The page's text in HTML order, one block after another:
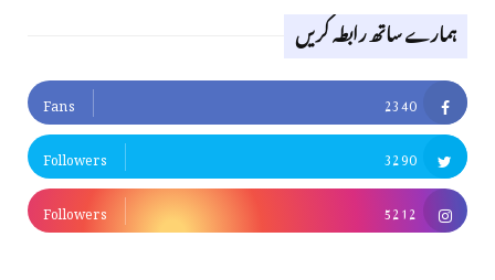
ہمارے ساتھ رابطہ کریں
2340
Fans
3290
Followers
5212
Followers